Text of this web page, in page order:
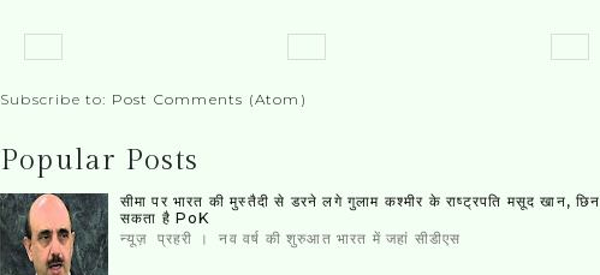
Subscribe to: Post Comments (Atom)
Popular Posts
सीमा पर भारत की मुस्‍तैदी से डरने लगे गुलाम कश्‍मीर के राष्‍ट्रपति मसूद खान, छिन
सकता है PoK
न्यूज़ प्रहरी । नव वर्ष की शुरुआत भारत में जहां सीडीएस